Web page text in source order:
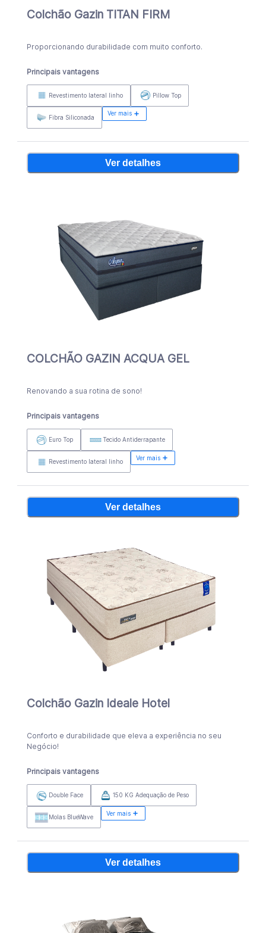
Colchão Gazin TITAN FIRM
Proporcionando durabilidade com muito conforto.
Principais vantagens
Revestimento lateral linho Pillow Top
Fibra Siliconada
Ver mais
Ver detalhes
COLCHÃO GAZIN ACQUA GEL
Renovando a sua rotina de sono!
Principais vantagens
Euro Top Tecido Antiderrapante
Revestimento lateral linho
Ver mais
Ver detalhes
Colchão Gazin Ideale Hotel
Conforto e durabilidade que eleva a experiência no seu
Negócio!
Principais vantagens
Double Face 150 KG Adequação de Peso
Molas BlueWave
Ver mais
Ver detalhes